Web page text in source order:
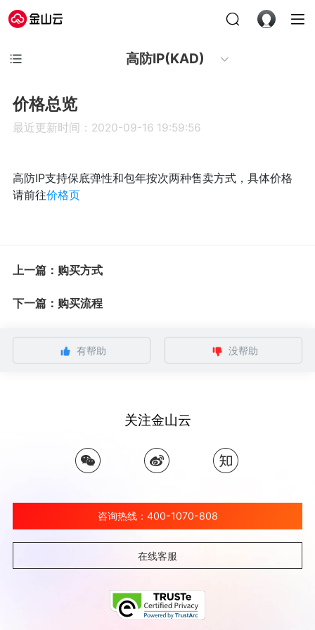
高防IP(KAD)
价格总览
最近更新时间：2020-09-16 19:59:56
高防IP支持保底弹性和包年按次两种售卖方式，具体价格
请前往价格页
上一篇：购买方式
下一篇：购买流程
有帮助 没帮助
关注金山云
咨询热线：400-1070-808
在线客服